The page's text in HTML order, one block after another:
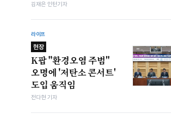
김재은 인턴기자
라이프
현장
K팝 "환경오염 주범"
오명에 '저탄소 콘서트'
도입 움직임
전다현 기자